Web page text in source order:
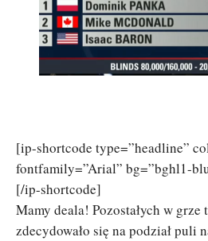
[ip-shortcode type=”headline”
fontfamily=”Arial” bg=”bghl1-
[/ip-shortcode]
Mamy deala! Pozostałych w
zdecydowało się na podział puli